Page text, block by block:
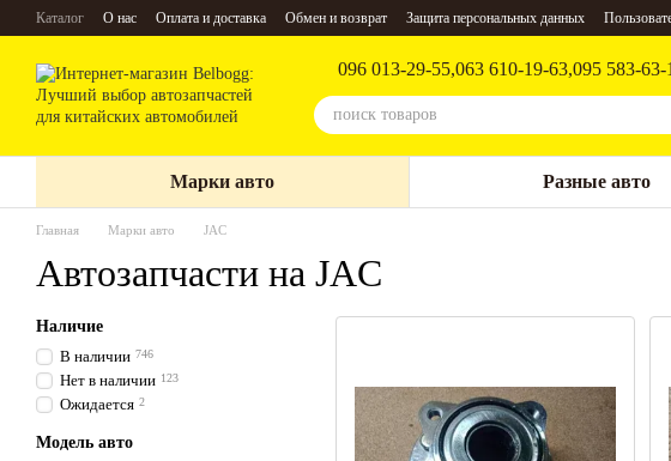
Перейти к основному контенту
Каталог О нас Оплата и доставка Обмен и возврат Защита персональных данных
096 013-29-55,063 610-19-63,095 583-63-
Марки авто Разные авто
Главная Марки авто JAC
Автозапчасти на JAC
Наличие
В наличии 746
Нет в наличии 123
Ожидается 2
Модель авто